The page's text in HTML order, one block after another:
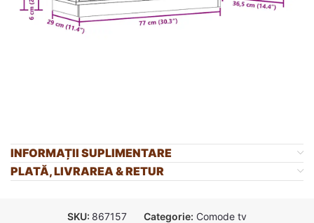
INFORMAȚII SUPLIMENTARE
PLATĂ, LIVRAREA & RETUR
SKU: 867157 Categorie: Comode tv